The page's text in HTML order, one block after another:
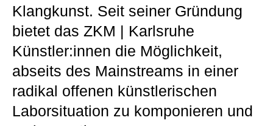
Klangkunst. Seit seiner Gründung
bietet das ZKM | Karlsruhe
Künstler:innen die Möglichkeit,
abseits des Mainstreams in einer
radikal offenen künstlerischen
Laborsituation zu komponieren und